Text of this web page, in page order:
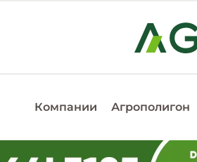
Компании Агрополигон